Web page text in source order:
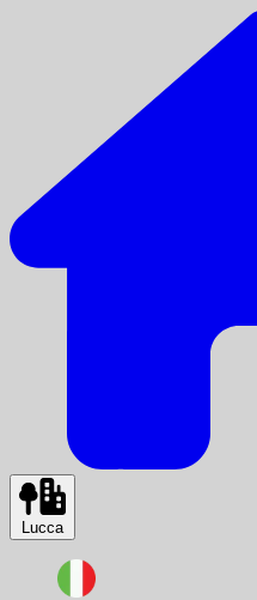
Lucca